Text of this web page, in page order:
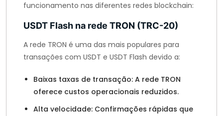
funcionamento nas diferentes redes blockchain:
USDT Flash na rede TRON (TRC-20)
A rede TRON é uma das mais populares para
transações com USDT e USDT Flash devido a:
Baixas taxas de transação: A rede TRON
oferece custos operacionais reduzidos.
Alta velocidade: Confirmações rápidas que